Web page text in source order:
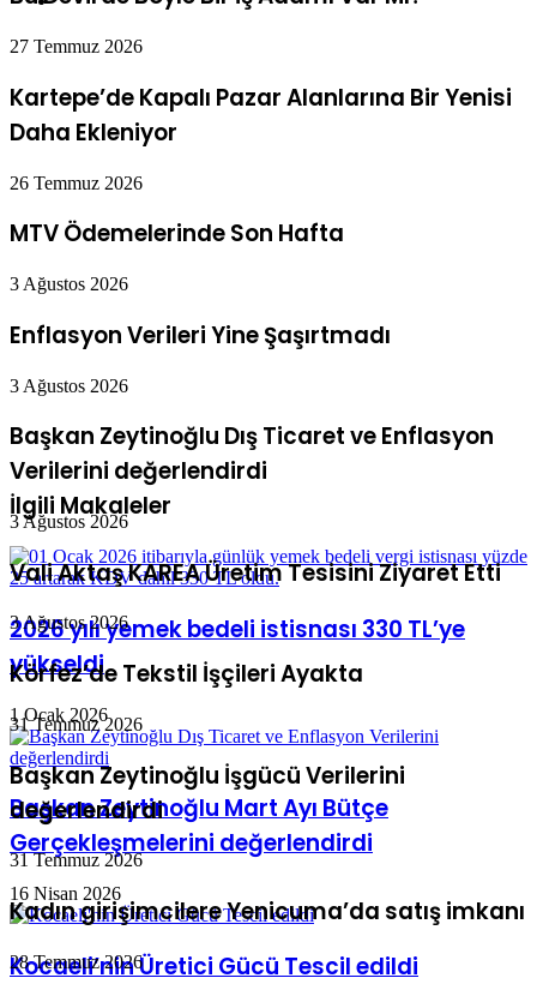
Kartepe’de Kapalı Pazar Alanlarına Bir Yenisi
Daha Ekleniyor
26 Temmuz 2026
MTV Ödemelerinde Son Hafta
Başkan Zeytinoğlu Dış Ticaret ve Enflasyon
Verilerini değerlendirdi
3 Ağustos 2026
Vali Aktaş KAREA Üretim Tesisini Ziyaret Etti
3 Ağustos 2026
Körfez’de Tekstil İşçileri Ayakta
31 Temmuz 2026
Başkan Zeytinoğlu İşgücü Verilerini
değerlendirdi
31 Temmuz 2026
Kadın girişimcilere Yenicuma’da satış imkanı
28 Temmuz 2026
GEBKİM OSB Müteşebbis Heyet Toplantısı
Yapıldı
İlgili Makaleler
2026 yılı yemek bedeli istisnası 330 TL’ye
yükseldi
1 Ocak 2026
Başkan Zeytinoğlu Mart Ayı Bütçe
Gerçekleşmelerini değerlendirdi
16 Nisan 2026
Kocaeli’nin Üretici Gücü Tescil edildi